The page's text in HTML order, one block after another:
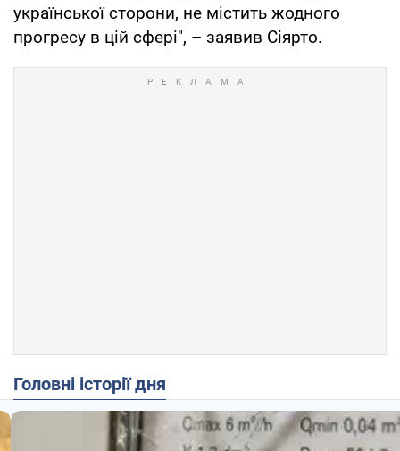
української сторони, не містить жодного
прогресу в цій сфері", – заявив Сіярто.
Головні історії дня